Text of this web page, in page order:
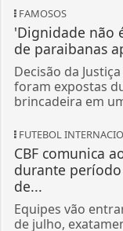
FAMOSOS
'Dignidade não
de paraibanas
Decisão da
foram expostas
brincadeira em
FUTEBOL
CBF comunica
durante
de...
Equipes vão
de julho,